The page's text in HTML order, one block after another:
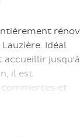
Lauzière. Idéal
accueillir jusqu'à
il est
et